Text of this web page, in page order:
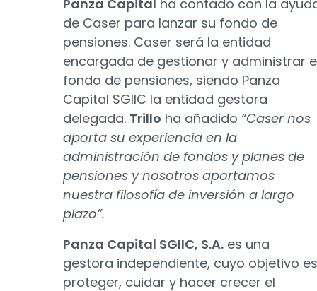
Panza Capital ha contado con la
de Caser para lanzar su fondo de
pensiones. Caser será la entidad
encargada de gestionar y administrar
fondo de pensiones, siendo Panza
Capital SGIIC la entidad gestora
delegada. Trillo ha añadido “Caser nos
aporta su experiencia en la
administración de fondos y planes de
pensiones y nosotros aportamos
nuestra filosofía de inversión a largo
plazo”.
Panza Capital SGIIC, S.A. es una
gestora independiente, cuyo objetivo es
proteger, cuidar y hacer crecer el